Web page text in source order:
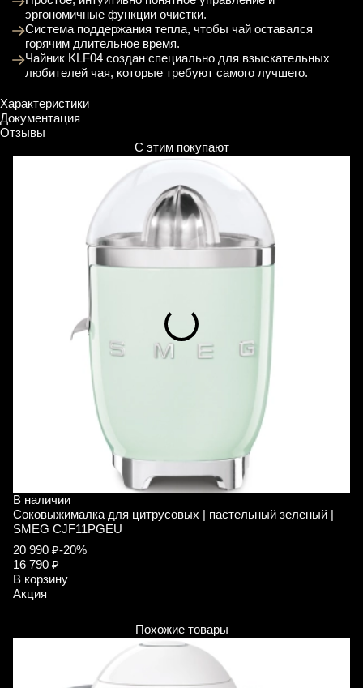
эргономичные функции очистки.
Система поддержания тепла, чтобы чай оставался
горячим длительное время.
Чайник KLF04 создан специально для взыскательных
любителей чая, которые требуют самого лучшего.
Характеристики
Документация
Отзывы
С этим покупают
В наличии
Соковыжималка для цитрусовых | пастельный зеленый |
SMEG CJF11PGEU
20 990 ₽-20%
16 790 ₽
В корзину
Акция
Похожие товары